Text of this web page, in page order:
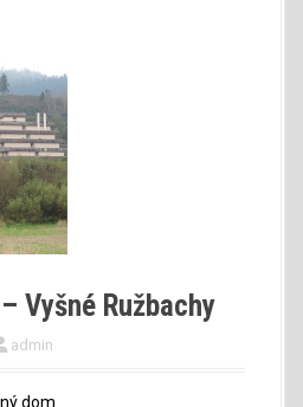
Vyšné Ružbachy
admin
dom